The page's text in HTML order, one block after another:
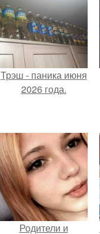
Трэш - паника июня
2026 года.
Родители и